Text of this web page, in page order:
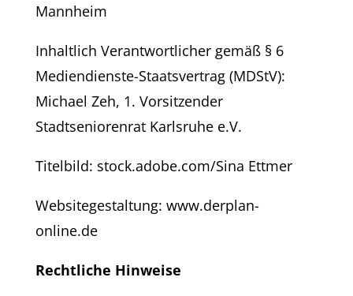
Mannheim
Inhaltlich Verantwortlicher gemäß § 6
Mediendienste-Staatsvertrag (MDStV):
Michael Zeh, 1. Vorsitzender
Stadtseniorenrat Karlsruhe e.V.
Titelbild: stock.adobe.com/Sina Ettmer
Websitegestaltung: www.derplan-
online.de
Rechtliche Hinweise